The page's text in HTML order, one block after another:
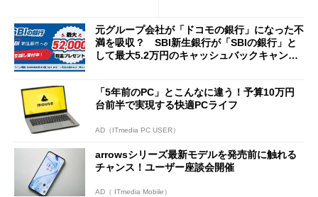
元グループ会社が「ドコモの銀行」になった不
満を吸収？ SBI新生銀行が「SBIの銀行」と
して最大5.2万円のキャッシュバックキャンペ
「5年前のPC」とこんなに違う！予算10万円
台前半で実現する快適PCライフ
AD（ITmedia PC USER）
arrowsシリーズ最新モデルを発売前に触れる
チャンス！ユーザー座談会開催
AD（ ITmedia Mobile）